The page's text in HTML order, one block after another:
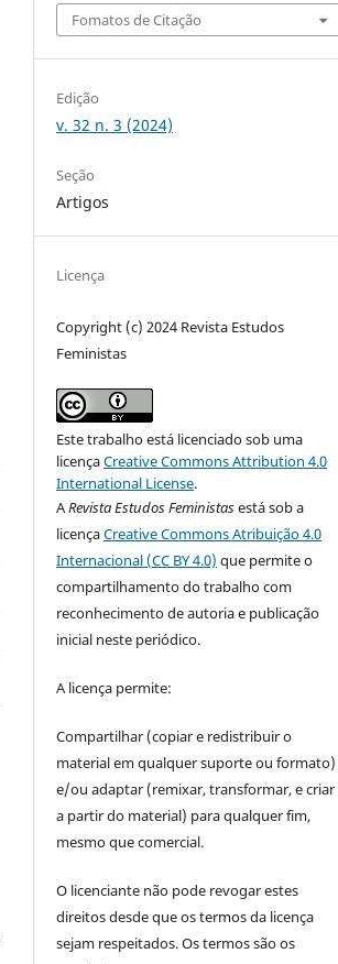
Fomatos de Citação
Edição
v. 32 n. 3 (2024)
Seção
Artigos
Licença
Copyright (c) 2024 Revista Estudos
Feministas
Este trabalho está licenciado sob uma
licençaCreative Commons Attribution 4.0
International License.
ARevista Estudos Feministasestá sob a
licençaCreative Commons Atribuição 4.0
Internacional (CC BY 4.0) que permite o
compartilhamento do trabalho com
reconhecimento de autoria e publicação
inicial neste periódico.
A licença permite:
Compartilhar (copiar e redistribuir o
material em qualquer suporte ou formato)
e/ou adaptar (remixar, transformar, e criar
a partir do material) para qualquer fim,
mesmo que comercial.
O licenciante não pode revogar estes
direitos desde que os termos da licença
sejam respeitados. Os termos são os